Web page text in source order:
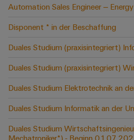
Automation Sales Engineer – Energy
Disponent * in der Beschaffung
Duales Studium (praxisintegriert)
Duales Studium (praxisintegriert)
Duales Studium Elektrotechnik an
Duales Studium Informatik an der
Duales Studium